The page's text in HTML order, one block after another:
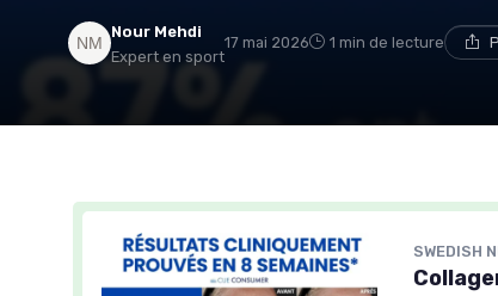
Nour Mehdi
Expert en sport
17 mai 2026 1 min de lecture
SWEDISH